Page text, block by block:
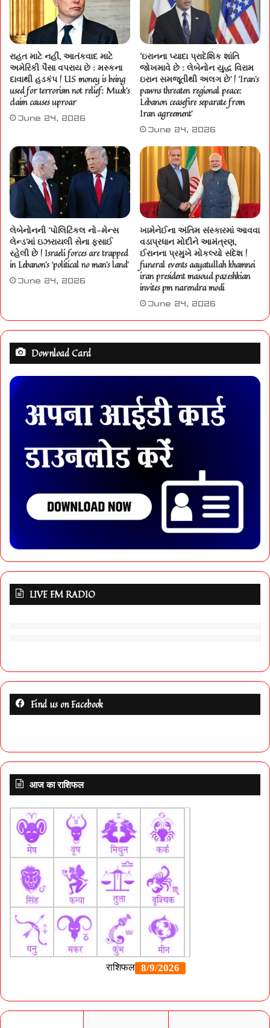
રાહત માટે નહીં, આતંકવાદ માટે
અમેરિકી પૈસા વપરાય છે : મસ્કના
દાવાથી હડકંપ | US money is being
used for terrorism not relief: Musk’s
claim causes uproar
June 24, 2026
‘ઇરાનના પ્યાદા પ્રાદેશિક શાંતિ
જોખમાવે છે : લેબેનોન યુદ્ધ વિરામ
ઇરાન સમજૂતીથી અલગ છે’ | ‘Iran’s
pawns threaten regional peace:
Lebanon ceasefire separate from
Iran agreement’
June 24, 2026
લેબેનોનની ‘પોલિટિકલ નો-મેન્સ
લેન્ડ’માં ઇઝરાયલી સેના ફસાઈ
રહેલી છે | Israeli forces are trapped
in Lebanon’s ‘political no man’s land’
June 24, 2026
ખામેનેઈના અંતિમ સંસ્કારમાં આવવા
વડાપ્રધાન મોદીને આમંત્રણ,
ઈરાનના પ્રમુખે મોકલ્યો સંદેશ |
funeral events aayatullah khamnei
iran president masoud pazeshkian
invites pm narendra modi
June 24, 2026
Download Card
LIVE FM RADIO
Find us on Facebook
आज का राशिफल